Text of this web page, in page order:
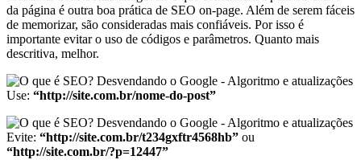
da página é outra boa prática de SEO on-page. Além de serem fáceis
de memorizar, são consideradas mais confiáveis. Por isso é
importante evitar o uso de códigos e parâmetros. Quanto mais
descritiva, melhor.
Use: “http://site.com.br/nome-do-post”
Evite: “http://site.com.br/t234gxftr4568hb” ou
“http://site.com.br/?p=12447”